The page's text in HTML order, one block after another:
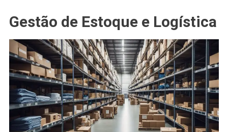
Gestão de Estoque e Logística